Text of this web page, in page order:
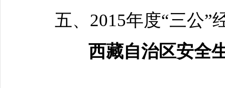
五、2015年度“三公”
西藏自治区安全